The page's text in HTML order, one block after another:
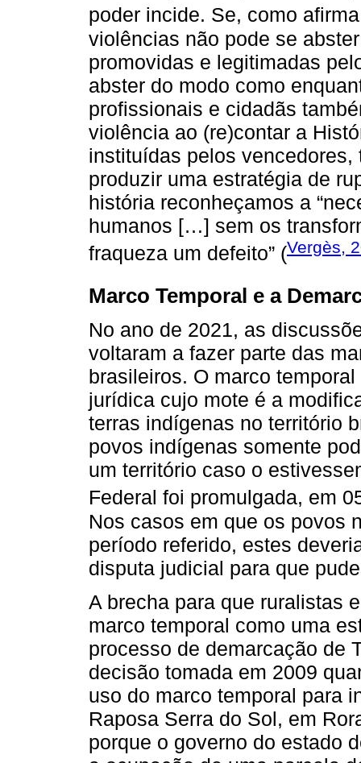
poder incide. Se, como
violências não pode se
promovidas e legitimadas
abster do modo como
profissionais e cidadãs
violência ao (re)contar a
instituídas pelos
produzir uma estratégia de
história reconheçamos a
humanos […] sem os
fraqueza um defeito” (Vergès,
Marco Temporal e a
No ano de 2021, as
voltaram a fazer parte das
brasileiros. O marco
jurídica cujo mote é a
terras indígenas no território
povos indígenas somente
um território caso o
Federal foi promulgada, em
Nos casos em que os povos
período referido, estes
disputa judicial para que
A brecha para que ruralistas
marco temporal como uma
processo de demarcação de
decisão tomada em 2009
uso do marco temporal para
Raposa Serra do Sol, em
porque o governo do estado